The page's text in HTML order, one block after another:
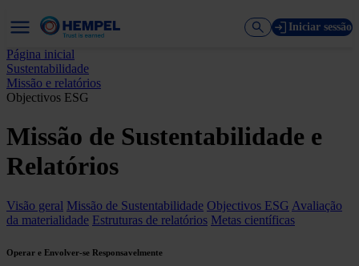
Iniciar sessão
Página inicial
Sustentabilidade
Missão e relatórios
Objectivos ESG
Missão de Sustentabilidade e
Relatórios
Visão geral Missão de Sustentabilidade Objectivos ESG Avaliação
da materialidade Estruturas de relatórios Metas científicas
Operar e Envolver-se Responsavelmente